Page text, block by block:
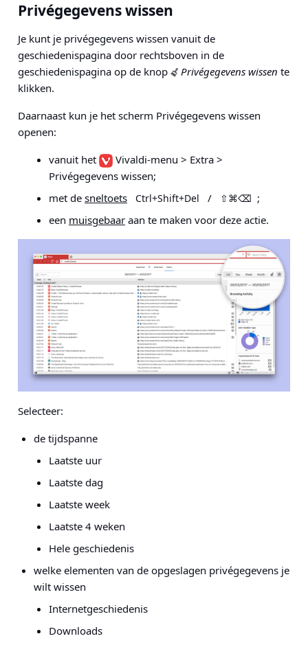
Privégegevens wissen
Je kunt je privégegevens wissen vanuit de
geschiedenispagina door rechtsboven in de
geschiedenispagina op de knop
Privégegevens wissen te
klikken.
Daarnaast kun je het scherm Privégegevens wissen
openen:
vanuit het
Vivaldi-menu > Extra >
Privégegevens wissen;
met de sneltoets Ctrl+Shift+Del / ⇧⌘⌫ ;
een muisgebaar aan te maken voor deze actie.
Selecteer:
de tijdspanne
Laatste uur
Laatste dag
Laatste week
Laatste 4 weken
Hele geschiedenis
welke elementen van de opgeslagen privégegevens je
wilt wissen
Internetgeschiedenis
Downloads